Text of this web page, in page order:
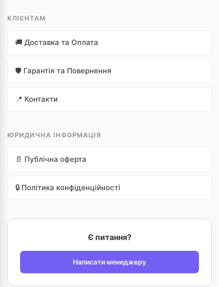
КЛІЄНТАМ
🚚 Доставка та Оплата
🛡️ Гарантія та Повернення
📍 Контакти
ЮРИДИЧНА ІНФОРМАЦІЯ
📄 Публічна оферта
🔒 Політика конфіденційності
Є питання?
Написати менеджеру